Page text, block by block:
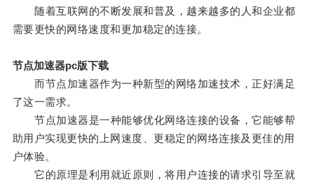
随着互联网的不断发展和普及，越来越多的人和企业都
需要更快的网络速度和更加稳定的连接。
节点加速器pc版下载
而节点加速器作为一种新型的网络加速技术，正好满足
了这一需求。
节点加速器是一种能够优化网络连接的设备，它能够帮
助用户实现更快的上网速度、更稳定的网络连接及更佳的用
户体验。
它的原理是利用就近原则，将用户连接的请求引导至就